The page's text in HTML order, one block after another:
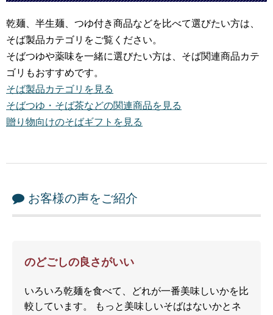
乾麺、半生麺、つゆ付き商品などを比べて選びたい方は、
そば製品カテゴリをご覧ください。
そばつゆや薬味を一緒に選びたい方は、そば関連商品カテ
ゴリもおすすめです。
そば製品カテゴリを見る
そばつゆ・そば茶などの関連商品を見る
贈り物向けのそばギフトを見る
お客様の声をご紹介
のどごしの良さがいい
いろいろ乾麺を食べて、どれが一番美味しいかを比
較しています。 もっと美味しいそばはないかとネ